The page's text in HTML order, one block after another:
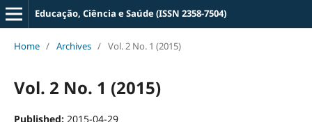
Educação, Ciência e Saúde (ISSN 2358-7504)
Home / Archives / Vol. 2 No. 1 (2015)
Vol. 2 No. 1 (2015)
Published: 2015-04-29